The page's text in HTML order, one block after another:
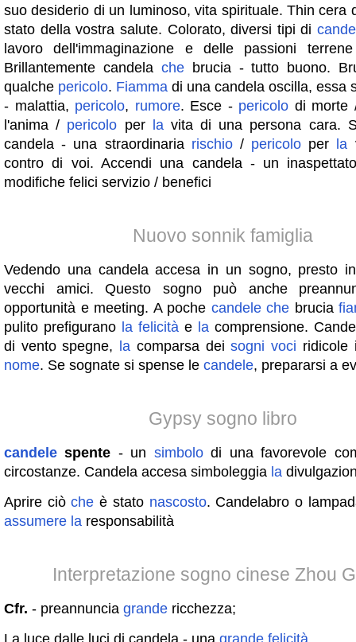
suo desiderio di un luminoso, vita spirituale. Thin cera
stato della vostra salute. Colorato, diversi tipi di
lavoro dell'immaginazione e delle passioni
Brillantemente candela chebrucia - tutto buono.
qualche pericolo. Fiamma di una candela oscilla, essa
- malattia, pericolo, rumore. Esce - pericolo di
l'anima / pericolo per lavita di una persona cara.
candela - una straordinaria rischio/ pericolo per la
contro di voi. Accendi una candela - un
modifiche felici servizio / benefici
Nuovo sonnik famiglia
Vedendo una candela accesa in un sogno, presto
vecchi amici. Questo sogno può anche
opportunità e meeting. A poche candele che brucia
pulito prefigurano la felicità e la comprensione.
di vento spegne,
la comparsa deisogni voci ridicole
nome. Se sognate si spense le candele, prepararsi a
Gypsy sogno libro
candele spente - un simbolodi una favorevole
circostanze. Candela accesa simboleggia la
Aprire ciòche è stato nascosto. Candelabro o
assumere la responsabilità
Interpretazione sogno cinese Zhou
Cfr. - preannuncia grande ricchezza;
La luce dalle luci di candela - una grande felicità